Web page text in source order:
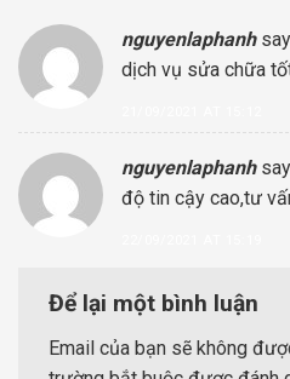
nguyenlaphanh
dịch vụ sửa chữa
nguyenlaphanh
độ tin cậy cao,tư
Để lại một bình luận
Email của bạn sẽ không